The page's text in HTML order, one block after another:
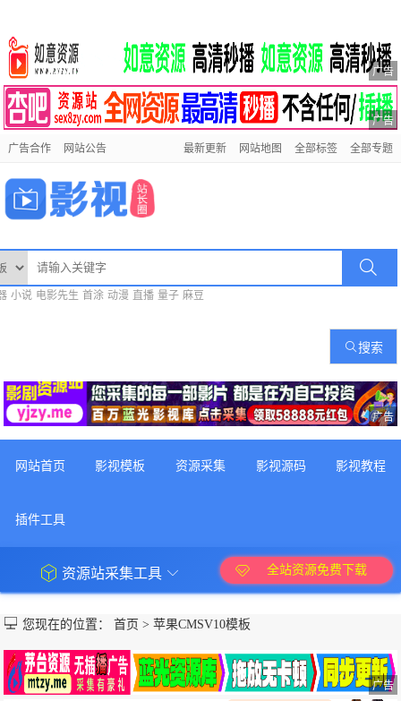
广告
广告
广告合作 网站公告 最新更新 网站地图 全部标签 全部专题
小说 电影先生 首涂 动漫 直播 量子 麻豆
搜索
广告
网站首页 影视模板 资源采集 影视源码 影视教程
插件工具
资源站采集工具 全站资源免费下载
您现在的位置：首页 >苹果CMSV10模板
广告